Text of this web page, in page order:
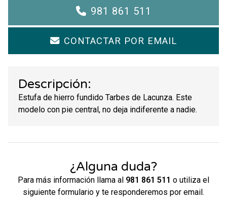
981 861 511
CONTACTAR POR EMAIL
Descripción:
Estufa de hierro fundido Tarbes de Lacunza. Este
modelo con pie central, no deja indiferente a nadie.
¿Alguna duda?
Para más información llama al 981 861 511 o utiliza el
siguiente formulario y te responderemos por email.